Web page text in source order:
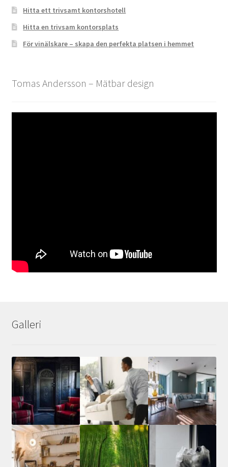
Hitta ett trivsamt kontorshotell
Hitta en trivsam kontorsplats
För vinälskare – skapa den perfekta platsen i hemmet
Tomas Andersson – Mätbar design
Galleri